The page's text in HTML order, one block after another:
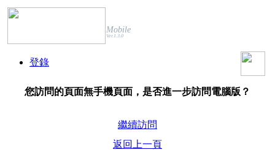
Mobile
Ver.1.3.0
登錄
您訪問的頁面無手機頁面，是否進一步訪問電腦版？
繼續訪問
返回上一頁